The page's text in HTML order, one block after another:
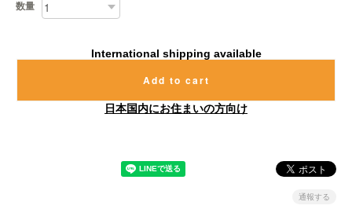
数量
International shipping available
Add to cart
日本国内にお住まいの方向け
通報する